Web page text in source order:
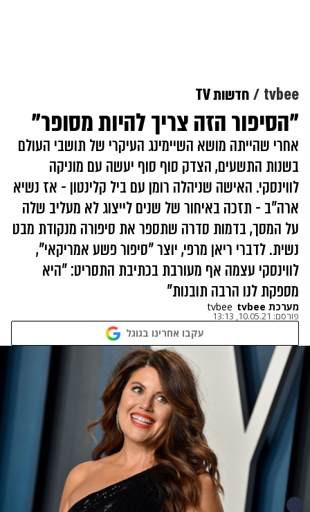
tvbee חדשות TV
"הסיפור הזה צריך להיות מסופר"
אחרי שהייתה מושא השיימינג העיקרי של תושבי העולם
בשנות התשעים, הצדק סוף סוף יעשה עם מוניקה
לווינסקי. האישה שניהלה רומן עם ביל קלינטון - אז נשיא
ארה"ב - תזכה באיחור של שנים לייצוג לא מעליב שלה
על המסך, בדמות סדרה שתספר את סיפורה מנקודת מבט
נשית. לדברי ריאן מרפי, יוצר "סיפור פשע אמריקאי",
לווינסקי עצמה אף מעורבת בכתיבת התסריט: "היא
מספקת לנו הרבה תובנות"
מערכת tvbee tvbee
פורסם: 10.05.21, 13:13
עקבו אחרינו בגוגל